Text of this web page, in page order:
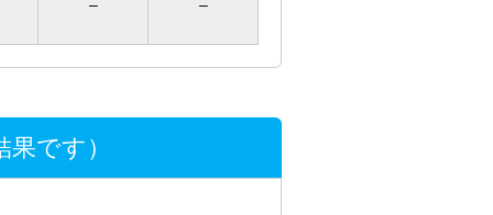
– –
です）